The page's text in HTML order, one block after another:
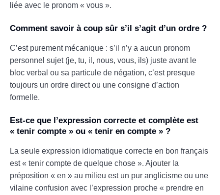
liée avec le pronom « vous ».
Comment savoir à coup sûr s’il s’agit d’un ordre ?
C’est purement mécanique : s’il n’y a aucun pronom
personnel sujet (je, tu, il, nous, vous, ils) juste avant le
bloc verbal ou sa particule de négation, c’est presque
toujours un ordre direct ou une consigne d’action
formelle.
Est-ce que l’expression correcte et complète est
« tenir compte » ou « tenir en compte » ?
La seule expression idiomatique correcte en bon français
est « tenir compte de quelque chose ». Ajouter la
préposition « en » au milieu est un pur anglicisme ou une
vilaine confusion avec l’expression proche « prendre en